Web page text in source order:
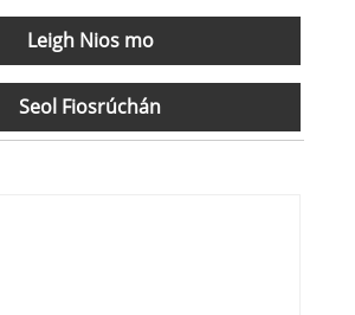
Leigh Nios mo
Seol Fiosrúchán